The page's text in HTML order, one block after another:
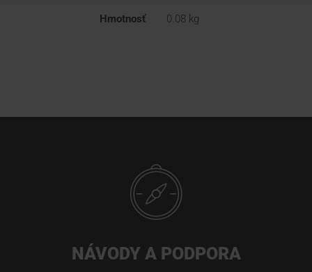
Hmotnosť 0.08 kg
NÁVODY A PODPORA